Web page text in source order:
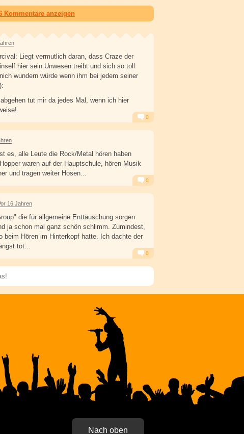
Kommentare anzeigen
Liegt vermutlich daran, dass Craze der
hier sein Unwesen treibt und sich so toll
wundern würde wenn ihm bei jedem seiner
tut mir da jedes Mal, wenn ich hier
Alarm Antworten
0
es, alle Leute die Rock/Metal hören haben
waren auf der Hauptschule, hören Musik
und tragen weiter Hosen...
Alarm Antworten
0
16 Jahren
die für allgemeine Enttäuschung sorgen
ja schon mal ganz schön schlimm. Zumindest,
beim Hören im Hinterkopf hatte. Ich dachte der
tot...
Alarm Antworten
0
Speichern
Nach oben